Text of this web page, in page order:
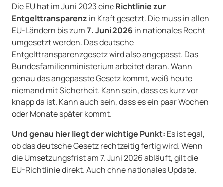
Die EU hat im Juni 2023 eineRichtlinie zur
Entgelttransparenz in Kraft gesetzt. Die muss in allen
EU-Ländern bis zum7. Juni 2026 in nationales Recht
umgesetzt werden. Das deutsche
Entgelttransparenzgesetz wird also angepasst. Das
Bundesfamilienministerium arbeitet daran. Wann
genau das angepasste Gesetz kommt, weiß heute
niemand mit Sicherheit. Kann sein, dass es kurz vor
knapp da ist. Kann auch sein, dass es ein paar Wochen
oder Monate später kommt.
Und genau hier liegt der wichtige Punkt: Es ist egal,
ob das deutsche Gesetz rechtzeitig fertig wird. Wenn
die Umsetzungsfrist am 7. Juni 2026 abläuft, gilt die
EU-Richtlinie direkt. Auch ohne nationales Update.